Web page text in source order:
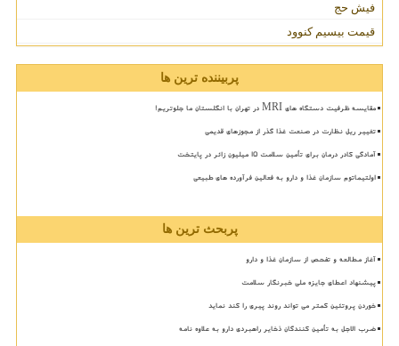
فیش حج
قیمت بیسیم کنوود
پربیننده ترین ها
مقایسه ظرفیت دستگاه های MRI در تهران با انگلستان ما جلوتریم!
تغییر ریل نظارت در صنعت غذا گذر از مجوزهای قدیمی
آمادگی کادر درمان برای تأمین سلامت 15 میلیون زائر در پایتخت
اولتیماتوم سازمان غذا و دارو به فعالین فرآورده های طبیعی
پربحث ترین ها
آغاز مطالعه و تفحص از سازمان غذا و دارو
پیشنهاد اعطای جایزه ملی خبرنگار سلامت
خوردن پروتئین کمتر می تواند روند پیری را کند نماید
ضرب الاجل به تأمین کنندگان ذخایر راهبردی دارو به علاوه نامه